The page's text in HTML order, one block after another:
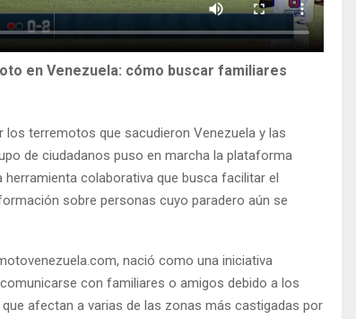
en Venezuela: cómo buscar familiares
los terremotos que sacudieron Venezuela y las
de ciudadanos puso en marcha la plataforma
colaborativa que busca facilitar el
sobre personas cuyo paradero aún se
nació como una iniciativa
con familiares o amigos debido a los
afectan a varias de las zonas más castigadas por